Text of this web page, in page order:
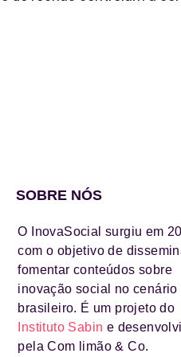
SOBRE NÓS
O InovaSocial surgiu em
com o objetivo de
fomentar conteúdos sobre
inovação social no cenário
brasileiro. É um projeto do
Instituto Sabin e
pela Com limão & Co.